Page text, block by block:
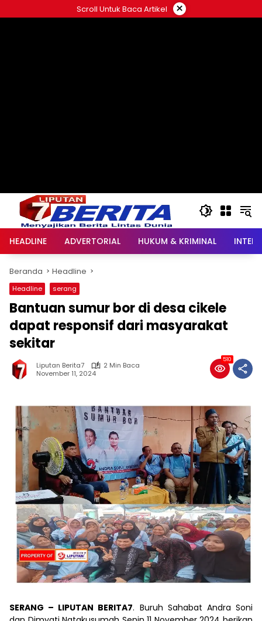
ke
Scroll Untuk Baca Artikel ×
HEADLINE ADVERTORIAL HUKUM & KRIMINAL
Beranda Headline
Headline serang
Bantuan sumur bor di desa cikele
dapat responsif dari masyarakat
sekitar
Liputan Berita7
2 Min Baca
November 11, 2024
510
SERANG – LIPUTAN BERITA7. Buruh Sahabat Andra Soni